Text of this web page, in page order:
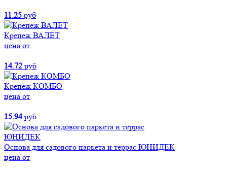
11.25 руб
Крепеж ВАЛЕТ
цена от
14.72 руб
Крепеж КОМБО
цена от
15.94руб
Основа для садового паркета и террас ЮНИДЕК
цена от